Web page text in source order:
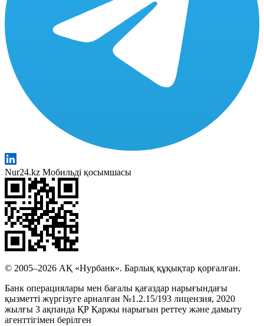
Nur24.kz Мобильді қосымшасы
© 2005–2026 АҚ «Нурбанк». Барлық құқықтар қорғалған.
Банк операциялары мен бағалы қағаздар нарығындағы
қызметті жүргізуге арналған №1.2.15/193 лицензия, 2020
жылғы 3 ақпанда ҚР Қаржы нарығын реттеу және дамыту
агенттігімен берілген